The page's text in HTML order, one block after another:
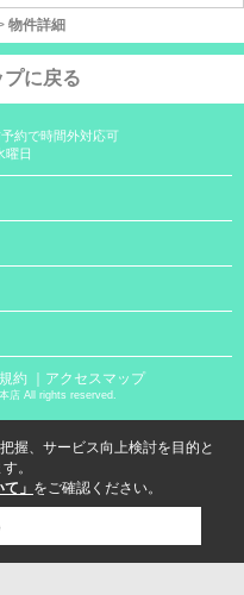
物件詳細
に戻る
約で時間外対応可
曜日
約 ｜アクセスマップ
店 All rights reserved.
握、サービス向上検討を目的と
。
」 をご確認ください。